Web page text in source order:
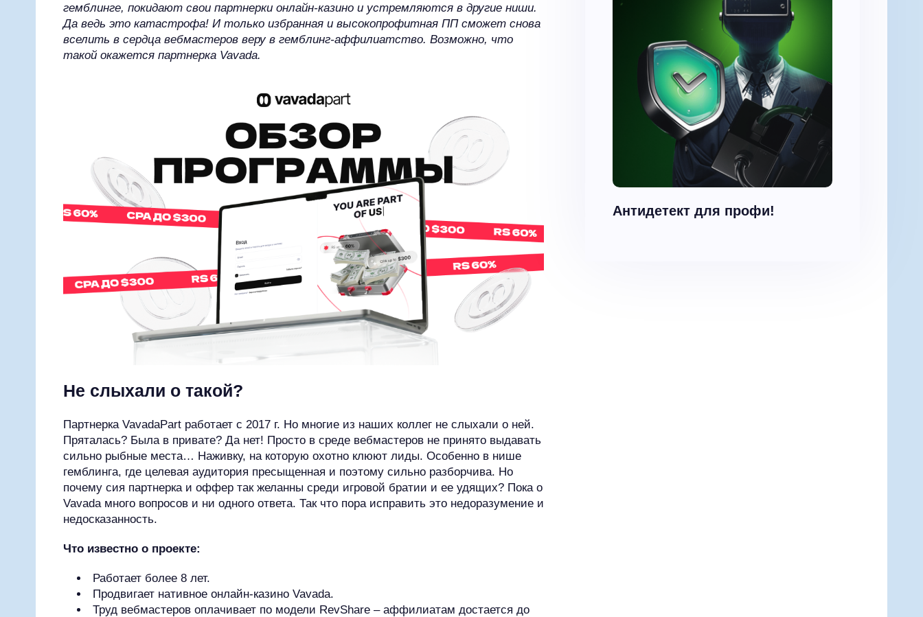
гемблинге, покидают свои партнерки онлайн-казино и устремляются в другие ниши.
Да ведь это катастрофа! И только избранная и высокопрофитная ПП сможет снова
вселить в сердца вебмастеров веру в гемблинг-аффилиатство. Возможно, что
такой окажется партнерка Vavada.
Не слыхали о такой?
Партнерка VavadaPart работает с 2017 г. Но многие из наших коллег не слыхали о ней.
Пряталась? Была в привате? Да нет! Просто в среде вебмастеров не принято выдавать
сильно рыбные места… Наживку, на которую охотно клюют лиды. Особенно в нише
гемблинга, где целевая аудитория пресыщенная и поэтому сильно разборчива. Но
почему сия партнерка и оффер так желанны среди игровой братии и ее удящих? Пока о
Vavada много вопросов и ни одного ответа. Так что пора исправить это недоразумение и
недосказанность.
Что известно о проекте:
Работает более 8 лет.
Продвигает нативное онлайн-казино Vavada.
Труд вебмастеров оплачивает по модели RevShare – аффилиатам достается до
Антидетект для профи!